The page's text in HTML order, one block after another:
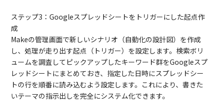
ステップ3：Googleスプレッドシートをトリガーにした起点作
成
Makeの管理画面で新しいシナリオ（自動化の設計図）を作成
し、処理が走り出す起点（トリガー）を設定します。検索ボリ
ュームを調査してピックアップしたキーワード群をGoogleスプ
レッドシートにまとめておき、指定した日時にスプレッドシー
トの行を順番に読み込むよう設定します。これにより、書きた
いテーマの指示出しを完全にシステム化できます。